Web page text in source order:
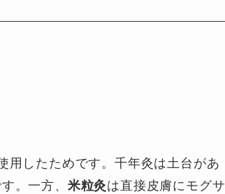
用したためです。千年灸は土台があ
。一方、 米粒灸は直接皮膚にモグサ